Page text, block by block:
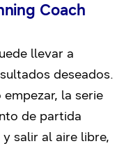
Coach
llevar a
deseados.
la serie
de partida
salir al aire libre,